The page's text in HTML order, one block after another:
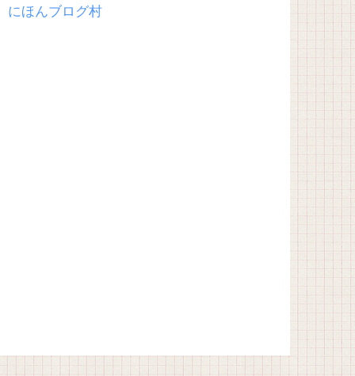
にほんブログ村